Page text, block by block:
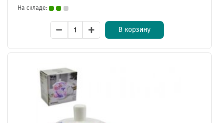
На складе:
В корзину